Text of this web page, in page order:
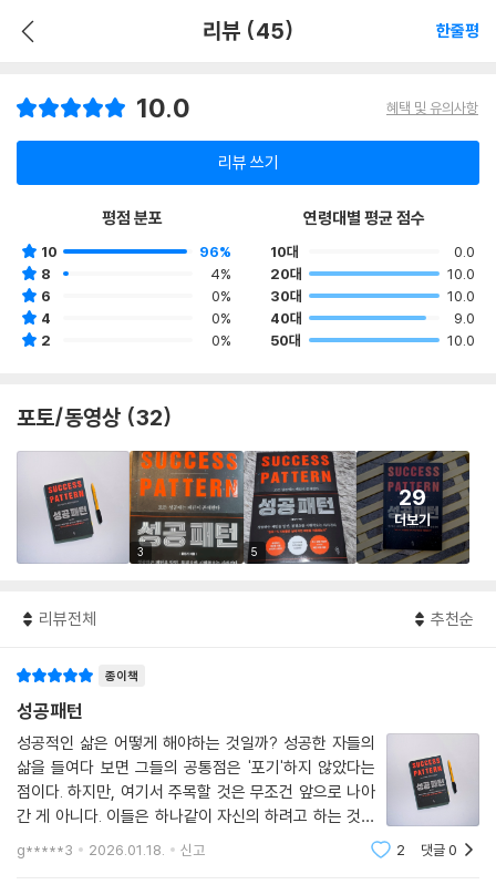
리뷰 (45) 한줄평
10.0 혜택 및 유의사항
리뷰 쓰기
평점 분포
10
96%
8
4%
6
0%
4
0%
2
0%
연령대별 평균 점수
10대
0.0
20대
10.0
30대
10.0
40대
9.0
50대
10.0
포토/동영상 (32)
3 5
29
더보기
리뷰전체 추천순
종이책
성공패턴
성공적인 삶은 어떻게 해야하는 것일까? 성공한 자들의
삶을 들여다 보면 그들의 공통점은 '포기'하지 않았다는
점이다. 하지만, 여기서 주목할 것은 무조건 앞으로 나아
간 게 아니다. 이들은 하나같이 자신의 하려고 하는 것을
정확히 알고 있었고 그것을 위해 힘든 시간을 이겨냈다는
점이다. 성공은 쉽게 쥐어지지 않는다. 누군가의 성공을
g*****3 2026.01.18. 신고 2 댓글0